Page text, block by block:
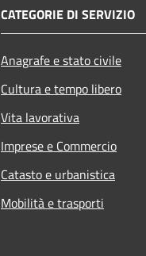
CATEGORIE DI SERVIZIO
Anagrafe e stato civile
Cultura e tempo libero
Vita lavorativa
Imprese e Commercio
Catasto e urbanistica
Mobilità e trasporti